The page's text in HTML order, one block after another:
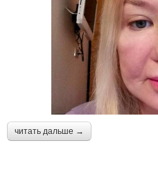
читать дальше →